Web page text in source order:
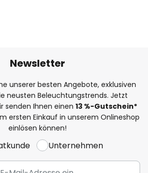
Newsletter
unserer besten Angebote, exklusiven
neusten Beleuchtungstrends. Jetzt
senden Ihnen einen 13 %-Gutschein*
ersten Einkauf in unserem Onlineshop
einlösen können!
Unternehmen